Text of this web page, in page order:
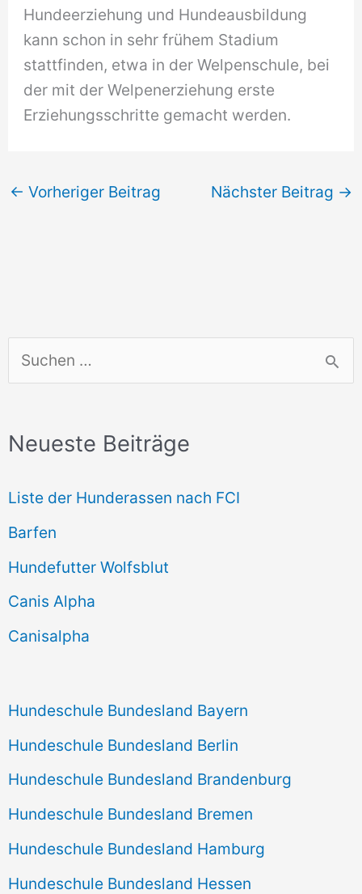
u
h
n
n
a
c
h
Neueste Beiträge
Liste der Hunderassen nach FCI
Barfen
Hundefutter Wolfsblut
Canis Alpha
Canisalpha
Hundeschule Bundesland Bayern
Hundeschule Bundesland Berlin
Hundeschule Bundesland Brandenburg
Hundeschule Bundesland Bremen
Hundeschule Bundesland Hamburg
Hundeschule Bundesland Hessen
Hundeerziehung und Hundeausbildung
kann schon in sehr frühem Stadium
stattfinden, etwa in der Welpenschule, bei
der mit der Welpenerziehung erste
Erziehungsschritte gemacht werden.
← Vorheriger Beitrag Nächster Beitrag →